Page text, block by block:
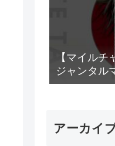
【マイルチ
ジャンタル
MINUTE】#
アーカイ